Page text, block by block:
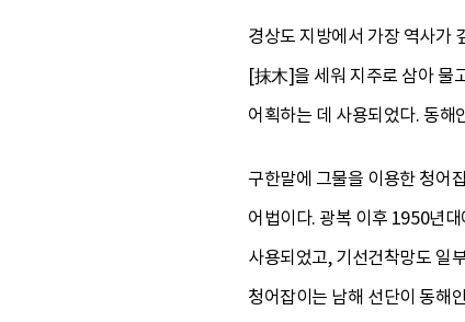
경상도 지방에서 가장 역사가
[抹木]을 세워 지주로 삼아 물
어획하는 데 사용되었다. 동해
구한말에 그물을 이용한 청어
어법이다. 광복 이후 1950년
사용되었고, 기선건착망도 일
청어잡이는 남해 선단이 동해